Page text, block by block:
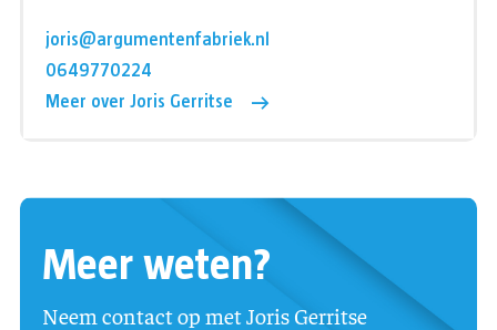
joris@argumentenfabriek.nl
0649770224
Meer over Joris Gerritse
Meer weten?
Neem contact op met Joris Gerritse